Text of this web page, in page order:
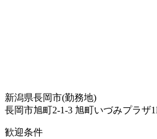
新潟県長岡市(勤務地)
長岡市旭町2-1-3 旭町いづみプラザ
歓迎条件